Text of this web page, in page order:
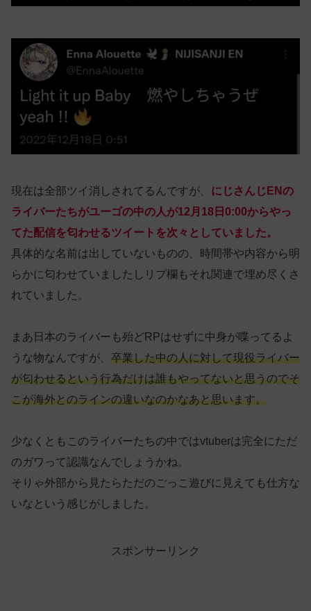
現在は全部ツイ消しされてるんですが、 にじさんじENの
ライバーたちがユーゴの中の人が12月18日0:00からやっ
てた配信を匂わせるツイートを次々としていました。
具体的な名前は出していないものの、時間帯や内容から明
らかに匂わせていましたしリプ欄もそれ関連で埋め尽くさ
れていました。
まあ日本のライバーも殆どRPはせずに中身が喋ってるよ
うな物なんですが、 卒業した中の人に対して現役ライバー
が匂わせるという行為だけは誰もやってないと思うのでそ
こが海外とのラインの違いなのかなあと思います。
少なくともこのライバーたちの中ではvtuberは完全にただ
のガワって認識なんでしょうかね。
そりゃ外部から見たらただのごっこ遊びに見えても仕方な
いなという感じがしました。
スポンサーリンク